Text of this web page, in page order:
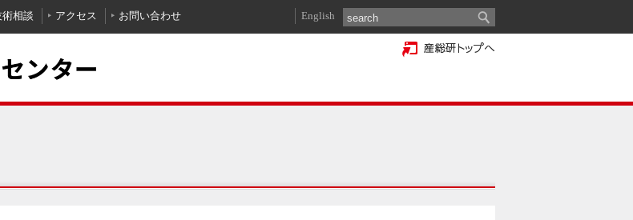
相談 アクセス お問い合わせ English